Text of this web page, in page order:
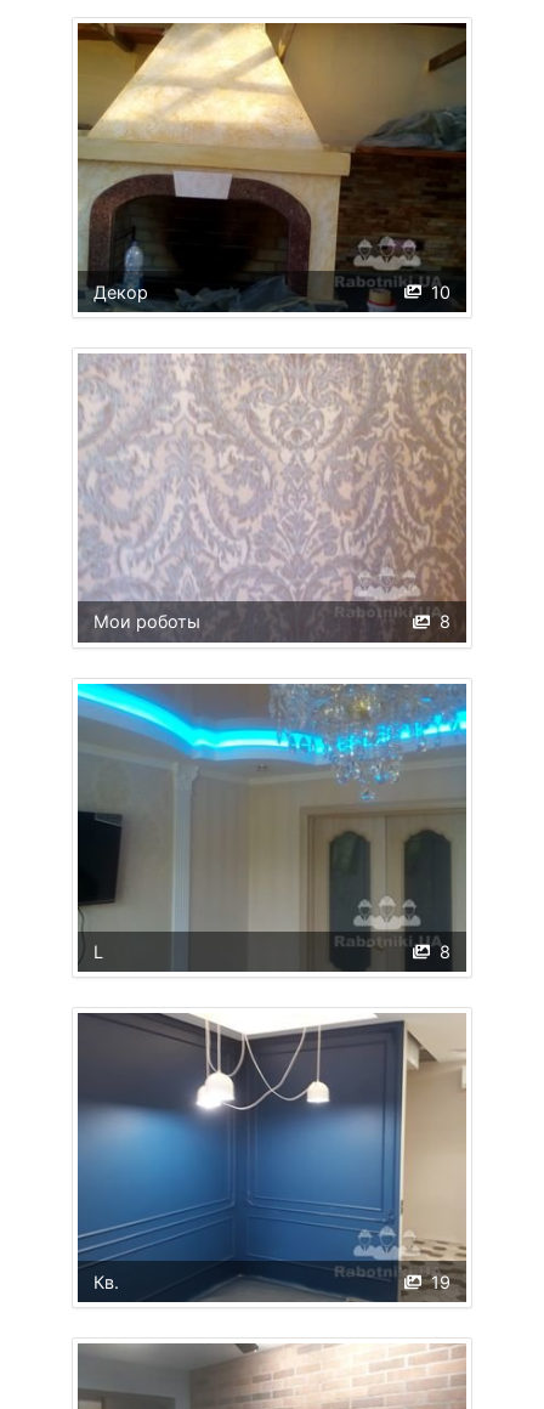
10
Декор
8
Мои роботы
8
L
19
Кв.